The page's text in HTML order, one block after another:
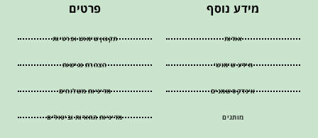
מידע נוסף
אודות
מידע שימושי
אינדקס שמנים
מותגים
פרטים
תקנון שימוש ופרטיות
הצהרת נגישות
מדיניות משלוחים
מדיניות החזרות וביטולים